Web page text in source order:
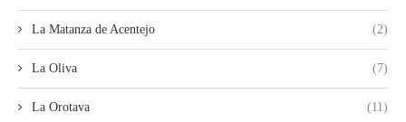
La Matanza de Acentejo (2)
La Oliva (7)
La Orotava (11)